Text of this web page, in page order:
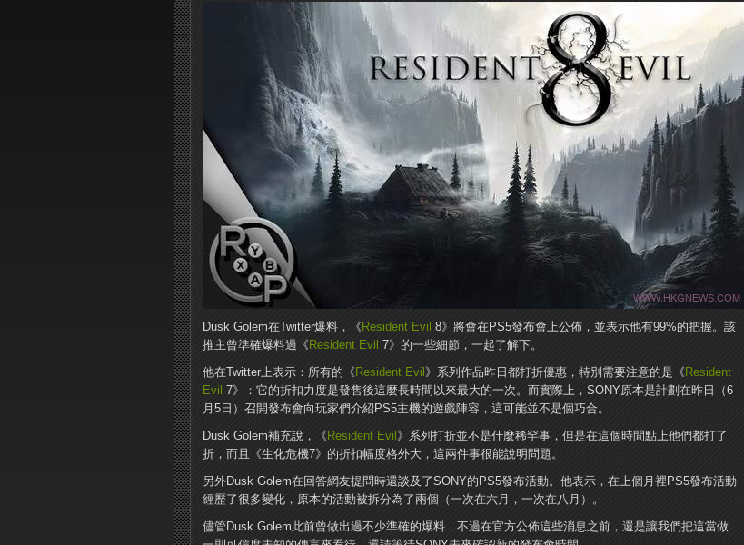
Dusk Golem在Twitter爆料，《 Resident Evil 8》將會在PS5發布會上公佈，並表示他有99%的把握。該
推主曾準確爆料過《 Resident Evil 7》的一些細節，一起了解下。
他在Twitter上表示：所有的《 Resident Evil 》系列作品昨日都打折優惠，特別需要注意的是《 Resident
Evil 7》：它的折扣力度是發售後這麼長時間以來最大的一次。而實際上，SONY原本是計劃在昨日（6
月5日）召開發布會向玩家們介紹PS5主機的遊戲陣容，這可能並不是個巧合。
Dusk Golem補充說，《 Resident Evil 》系列打折並不是什麼稀罕事，但是在這個時間點上他們都打了
折，而且《生化危機7》的折扣幅度格外大，這兩件事很能說明問題。
另外Dusk Golem在回答網友提問時還談及了SONY的PS5發布活動。他表示，在上個月裡PS5發布活動
經歷了很多變化，原本的活動被拆分為了兩個（一次在六月，一次在八月）。
儘管Dusk Golem此前曾做出過不少準確的爆料，不過在官方公佈這些消息之前，還是讓我們把這當做